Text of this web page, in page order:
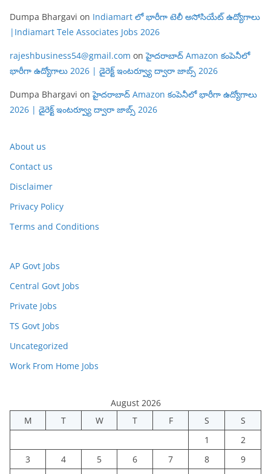
Dumpa Bhargavi on Indiamart లో భారీగా టెలీ అసోసియేట్ ఉద్యోగాలు
|Indiamart Tele Associates Jobs 2026
rajeshbusiness54@gmail.com onహైదరాబాద్ Amazon కంపెనీలో
భారీగా ఉద్యోగాలు 2026 | డైరెక్ట్ ఇంటర్వ్యూ ద్వారా జాబ్స్ 2026
Dumpa Bhargavi onహైదరాబాద్ Amazon కంపెనీలో భారీగా ఉద్యోగాలు
2026 | డైరెక్ట్ ఇంటర్వ్యూ ద్వారా జాబ్స్ 2026
About us
Contact us
Disclaimer
Privacy Policy
Terms and Conditions
AP Govt Jobs
Central Govt Jobs
Private Jobs
TS Govt Jobs
Uncategorized
Work From Home Jobs
August 2026
M
T W T F S
S
1
2
3
4 5 6 7 8
9